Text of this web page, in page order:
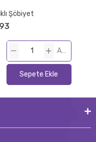
Şöbiyet
ADET
Sepete Ekle